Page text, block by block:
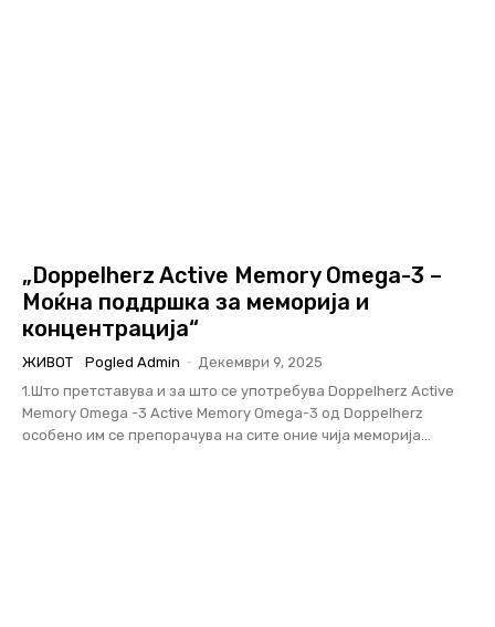
„Doppelherz Active Memory Omega-3 –
Моќна поддршка за меморија и
концентрација“
ЖИВОТ Pogled Admin - Декември 9, 2025
1.Што претставува и за што се употребува Doppelherz Active
Memory Omega -3 Аctive Memory Omega-3 од Doppelherz
особено им се препорачува на сите оние чија меморија...